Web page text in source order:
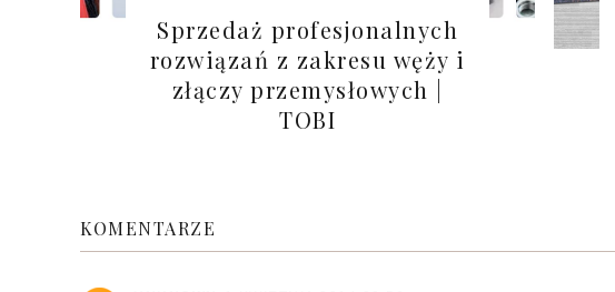
Sprzedaż profesjonalnych
rozwiązań z zakresu węży i
złączy przemysłowych |
TOBI
KOMENTARZE